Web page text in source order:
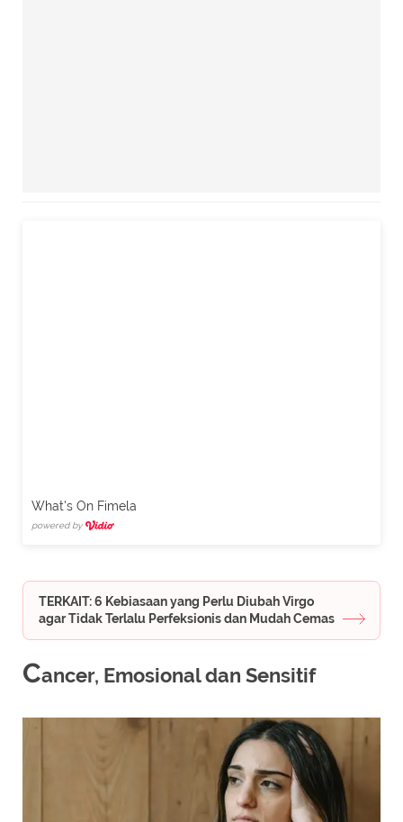
What's On Fimela
powered by
TERKAIT: 6 Kebiasaan yang Perlu Diubah Virgo
agar Tidak Terlalu Perfeksionis dan Mudah Cemas
Cancer, Emosional dan Sensitif